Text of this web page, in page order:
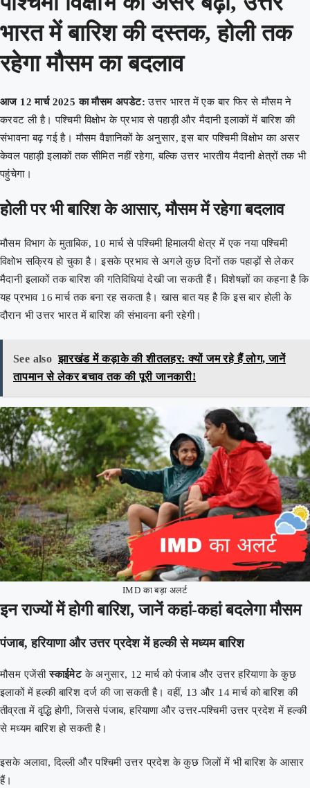
भारत में बारिश की दस्तक, होली तक
रहेगा मौसम का बदलाव
आज 12 मार्च 2025 का मौसम अपडेट: उत्तर भारत में एक बार फिर से मौसम ने
करवट ली है। पश्चिमी विक्षोभ के प्रभाव से पहाड़ी और मैदानी इलाकों में बारिश की
संभावना बढ़ गई है। मौसम वैज्ञानिकों के अनुसार, इस बार पश्चिमी विक्षोभ का असर
केवल पहाड़ी इलाकों तक सीमित नहीं रहेगा, बल्कि उत्तर भारतीय मैदानी क्षेत्रों तक भी
पहुंचेगा।
होली पर भी बारिश के आसार, मौसम में रहेगा बदलाव
मौसम विभाग के मुताबिक, 10 मार्च से पश्चिमी हिमालयी क्षेत्र में एक नया पश्चिमी
विक्षोभ सक्रिय हो चुका है। इसके प्रभाव से अगले कुछ दिनों तक पहाड़ों से लेकर
मैदानी इलाकों तक बारिश की गतिविधियां देखी जा सकती हैं। विशेषज्ञों का कहना है कि
यह प्रभाव 16 मार्च तक बना रह सकता है। खास बात यह है कि इस बार होली के
दौरान भी उत्तर भारत में बारिश की संभावना बनी रहेगी।
See also झारखंड में कड़ाके की शीतलहर: क्यों जम रहे हैं लोग, जानें
तापमान से लेकर बचाव तक की पूरी जानकारी!
IMD का बड़ा अलर्ट
इन राज्यों में होगी बारिश, जानें कहां-कहां बदलेगा मौसम
पंजाब, हरियाणा और उत्तर प्रदेश में हल्की से मध्यम बारिश
मौसम एजेंसीस्काईमेटके अनुसार, 12 मार्च को पंजाब और उत्तर हरियाणा के कुछ
इलाकों में हल्की बारिश दर्ज की जा सकती है। वहीं, 13 और 14 मार्च को बारिश की
तीव्रता में वृद्धि होगी, जिससे पंजाब, हरियाणा और उत्तर-पश्चिमी उत्तर प्रदेश में हल्की
से मध्यम बारिश हो सकती है।
इसके अलावा, दिल्ली और पश्चिमी उत्तर प्रदेश के कुछ जिलों में भी बारिश के आसार
हैं।